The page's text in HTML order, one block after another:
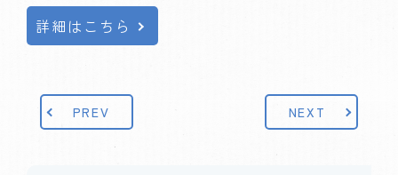
詳細はこちら
PREV NEXT